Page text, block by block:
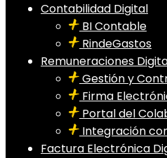
Contabilidad Digital
BI Contable
RindeGastos
Remuneraciones
Gestión y
Firma
Portal del
Integración
Factura Electrónica